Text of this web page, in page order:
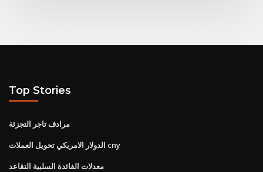
Top Stories
مرادف تاجر التجزئة
الدولار الامريكي تحويل العملات cny
معدلات الفائدة السلبية التقاعد